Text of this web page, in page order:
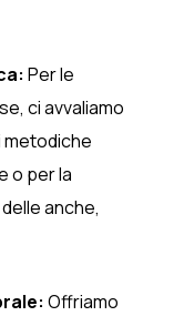
Per le
ci avvaliamo
metodiche
o per la
anche,
Offriamo